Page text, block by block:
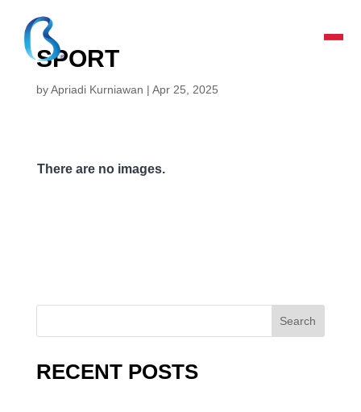
SPORT
byApriadi Kurniawan | Apr 25, 2025
There are no images.
Search
RECENT POSTS